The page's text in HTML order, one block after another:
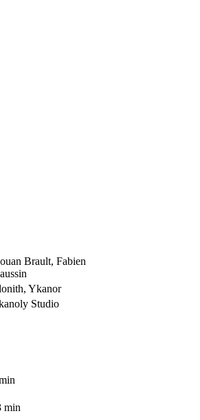
Brault, Fabien
Ykanor
Studio
min